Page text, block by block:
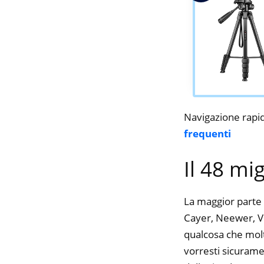
Navigazione
frequenti
Il 48
La maggior
Cayer, Neewer,
qualcosa che
vorresti